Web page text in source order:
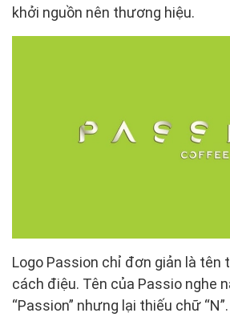
khởi nguồn nên thương hiệu.
Logo Passion chỉ đơn giản là
cách điệu. Tên của Passio nghe
“Passion” nhưng lại thiếu chữ